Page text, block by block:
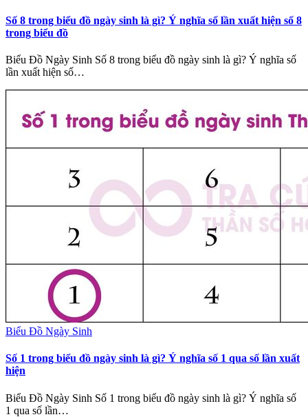
Số 8 trong biểu đồ ngày sinh là gì? Ý nghĩa số lần xuất hiện số 8
trong biểu đồ
Biểu Đồ Ngày Sinh Số 8 trong biểu đồ ngày sinh là gì? Ý nghĩa số
lần xuất hiện số…
Biểu Đồ Ngày Sinh
Số 1 trong biểu đồ ngày sinh là gì? Ý nghĩa số 1 qua số lần xuất
hiện
Biểu Đồ Ngày Sinh Số 1 trong biểu đồ ngày sinh là gì? Ý nghĩa số
1 qua số lần…